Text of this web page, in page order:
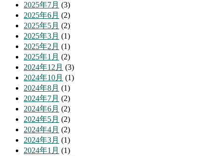
2025年7月 (3)
2025年6月 (2)
2025年5月 (2)
2025年3月 (1)
2025年2月 (1)
2025年1月 (2)
2024年12月 (3)
2024年10月 (1)
2024年8月 (1)
2024年7月 (2)
2024年6月 (2)
2024年5月 (2)
2024年4月 (2)
2024年3月 (1)
2024年1月 (1)